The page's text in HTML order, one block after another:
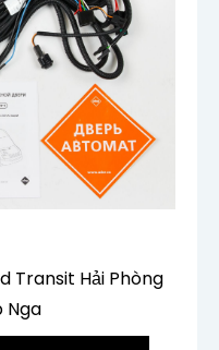
Transit Hải Phòng
Nga